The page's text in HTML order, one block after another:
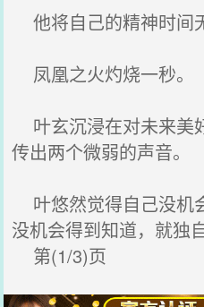
他将自己的精神时间
凤凰之火灼烧一秒。
叶玄沉浸在对未来美
传出两个微弱的声音。
叶悠然觉得自己没机
没机会得到知道，就独
第(1/3)页